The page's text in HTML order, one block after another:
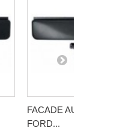
FACADE AUTORADIO
FORD...